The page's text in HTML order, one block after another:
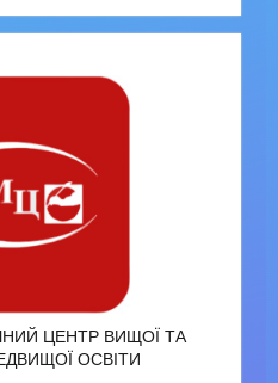
ЦЕНТР ВИЩОЇ ТА
ОСВІТИ